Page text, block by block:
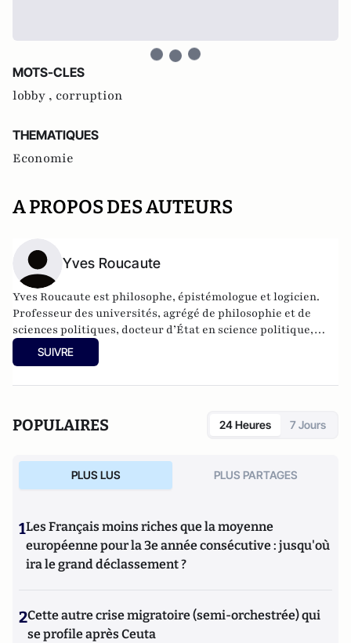
MOTS-CLES
lobby , corruption
THEMATIQUES
Economie
A PROPOS DES AUTEURS
Yves Roucaute
Yves Roucaute est philosophe, épistémologue et logicien.
Professeur des universités, agrégé de philosophie et de
sciences politiques, docteur d’État en science politique,
docteur en philosophie (épistémologie), conférencier pour
de grands groupes sur les nouvelles technologies et les
national de France Télévision et journaliste.
SUIVRE
POPULAIRES 24 Heures 7 Jours
PLUS LUS PLUS PARTAGES
1Les Français moins riches que la moyenne
européenne pour la 3e année consécutive : jusqu'où
ira le grand déclassement ?
2Cette autre crise migratoire (semi-orchestrée) qui
se profile après Ceuta